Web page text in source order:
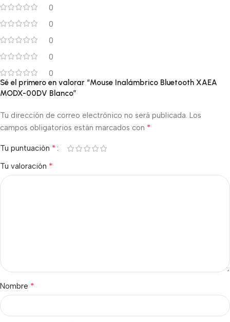
0
0
0
0
0
Sé el primero en valorar “Mouse Inalámbrico Bluetooth XAEA
MODX-00DV Blanco”
Tu dirección de correo electrónico no será publicada. Los
campos obligatorios están marcados con *
Tu puntuación *
Tu valoración *
Nombre *